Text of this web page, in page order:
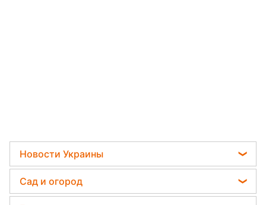
Новости Украины
Телеграм новости Украины
Пенсии в Украине
Сад и огород